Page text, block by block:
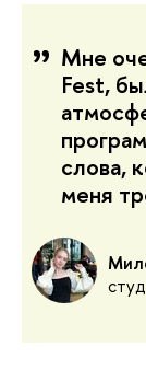
Мне
Fest,
слова,
меня